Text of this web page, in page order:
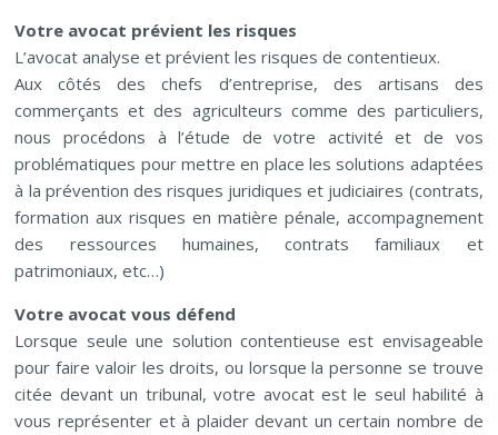
Votre avocat prévient les risques
L’avocat analyse et prévient les risques de contentieux.
Aux côtés des chefs d’entreprise, des artisans des
commerçants et des agriculteurs comme des particuliers,
nous procédons à l’étude de votre activité et de vos
problématiques pour mettre en place les solutions adaptées
à la prévention des risques juridiques et judiciaires (contrats,
formation aux risques en matière pénale, accompagnement
des ressources humaines, contrats familiaux et
patrimoniaux, etc…)
Votre avocat vous défend
Lorsque seule une solution contentieuse est envisageable
pour faire valoir les droits, ou lorsque la personne se trouve
citée devant un tribunal, votre avocat est le seul habilité à
vous représenter et à plaider devant un certain nombre de